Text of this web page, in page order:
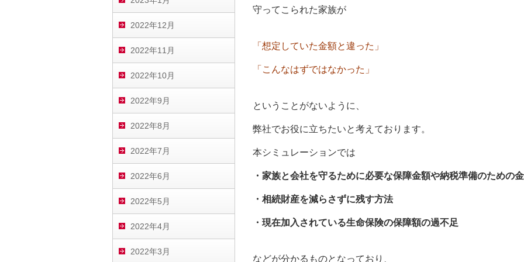
2022年12月
2022年11月
2022年10月
2022年9月
2022年8月
2022年7月
2022年6月
2022年5月
2022年4月
2022年3月
守ってこられた家族が
「想定していた金額と違った」
「こんなはずではなかった」
ということがないように、
弊社でお役に立ちたいと考えております。
本シミュレーションでは
・家族と会社を守るために必要な保障金額や納税準備のための
・相続財産を減らさずに残す方法
・現在加入されている生命保険の保障額の過不足
などが分かるものとなっており、